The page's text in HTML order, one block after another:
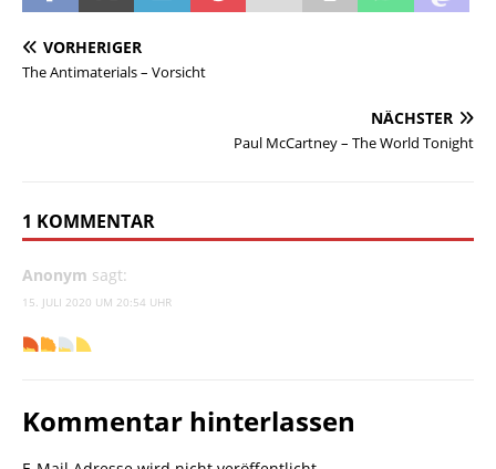
VORHERIGER
The Antimaterials – Vorsicht
NÄCHSTER
Paul McCartney – The World Tonight
1 KOMMENTAR
Anonym sagt:
15. JULI 2020 UM 20:54 UHR
Kommentar hinterlassen